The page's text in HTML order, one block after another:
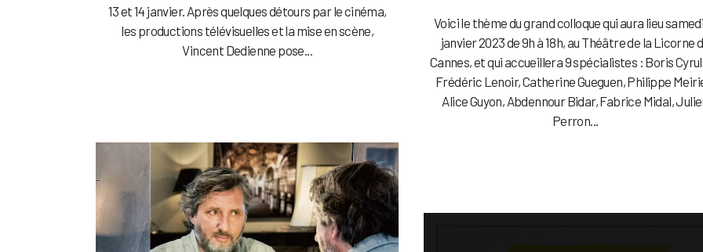
13 et 14 janvier. Après quelques détours par le cinéma,
les productions télévisuelles et la mise en scène,
Vincent Dedienne pose...
Voici le thème du grand colloque qui aura lieu
janvier 2023 de 9h à 18h, au Théâtre de la Licorne
Cannes, et qui accueillera 9 spécialistes : Boris
Frédéric Lenoir, Catherine Gueguen, Philippe
Alice Guyon, Abdennour Bidar, Fabrice Midal,
Perron...